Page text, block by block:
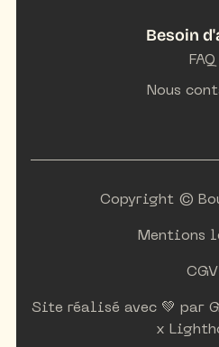
Besoin
FAQ
Nous
Copyright ©
Mentions
CGV
Site réalisé avec 💚 par
x